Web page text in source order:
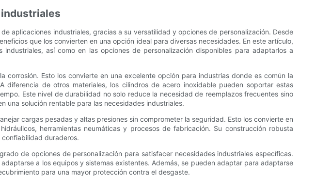
aplicaciones industriales, gracias a su versatilidad y opciones de personalización. Desde
que los convierten en una opción ideal para diversas necesidades. En este artículo,
así como en las opciones de personalización disponibles para adaptarlos a
Esto los convierte en una excelente opción para industrias donde es común la
de otros materiales, los cilindros de acero inoxidable pueden soportar estas
Este nivel de durabilidad no solo reduce la necesidad de reemplazos frecuentes sino
una solución rentable para las necesidades industriales.
cargas pesadas y altas presiones sin comprometer la seguridad. Esto los convierte en
herramientas neumáticas y procesos de fabricación. Su construcción robusta
duraderos.
de opciones de personalización para satisfacer necesidades industriales específicas.
a los equipos y sistemas existentes. Además, se pueden adaptar para adaptarse
para una mayor protección contra el desgaste.